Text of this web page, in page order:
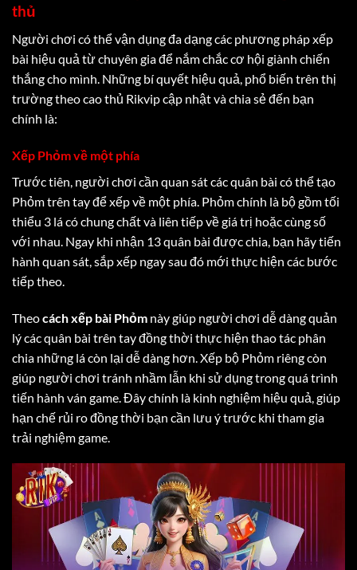
thủ
Người chơi có thể vận dụng đa dạng các phương pháp xếp
bài hiệu quả từ chuyên gia để nắm chắc cơ hội giành chiến
thắng cho mình. Những bí quyết hiệu quả, phổ biến trên thị
trường theo cao thủ Rikvip cập nhật và chia sẻ đến bạn
chính là:
Xếp Phỏm về một phía
Trước tiên, người chơi cần quan sát các quân bài có thể tạo
Phỏm trên tay để xếp về một phía. Phỏm chính là bộ gồm tối
thiểu 3 lá có chung chất và liên tiếp về giá trị hoặc cùng số
với nhau. Ngay khi nhận 13 quân bài được chia, bạn hãy tiến
hành quan sát, sắp xếp ngay sau đó mới thực hiện các bước
tiếp theo.
Theocách xếp bài Phỏm này giúp người chơi dễ dàng quản
lý các quân bài trên tay đồng thời thực hiện thao tác phân
chia những lá còn lại dễ dàng hơn. Xếp bộ Phỏm riêng còn
giúp người chơi tránh nhầm lẫn khi sử dụng trong quá trình
tiến hành ván game. Đây chính là kinh nghiệm hiệu quả, giúp
hạn chế rủi ro đồng thời bạn cần lưu ý trước khi tham gia
trải nghiệm game.